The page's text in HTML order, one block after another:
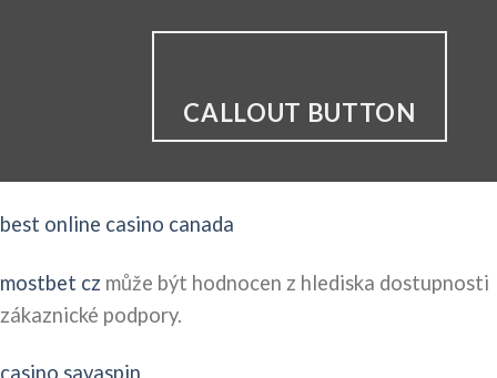
CALLOUT BUTTON
best online casino canada
mostbet cz může být hodnocen z hlediska dostupnosti
zákaznické podpory.
casino savaspin